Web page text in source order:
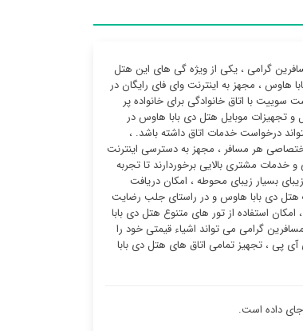
گرامی ، یکی از ویژه گی های این هتل
، مجهز به اینترنت وای فای رایگان در
، امکان درخواست سوییت با اتاق خانوادگی برای خانواده پر
تجهیزات موبایل هتل دی بابا هاوس در
درخواست خدمات اتاق داشته باشد. ،
هر مسافر ، مجهز به دسترسی اینترنت
از مهارت های ارتباطی و خدمات مشتری بالایی برخوردارند تا تجربه
بسیار زیبای محوطه ، امکان دریافت
هتل دی بابا هاوس و در راستای جلب رضایت
استفاده از تور های متنوع هتل دی بابا
گرامی می تواند اشیاء قیمتی خود را
پی ، تجهیز تمامی اتاق های هتل دی بابا
داده است.